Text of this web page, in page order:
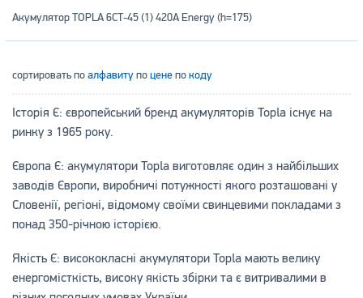
Акумулятор TOPLA 6СТ-45 (1) 420А Energy (h=175)
сортировать поалфавитупоценепокоду
Історія Є: європейський бренд акумуляторів Topla існує на
ринку з 1965 року.
Європа Є: акумулятори Topla виготовляє один з найбільших
заводів Європи, виробничі потужності якого розташовані у
Словенії, регіоні, відомому своїми свинцевими покладами з
понад 350-річною історією.
Якість Є: висококласні акумулятори Topla мають велику
енергомісткість, високу якість збірки та є витривалими в